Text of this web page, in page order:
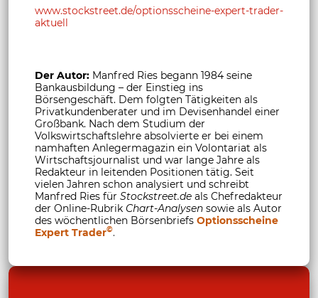
www.stockstreet.de/optionsscheine-expert-trader-
aktuell
Der Autor: Manfred Ries begann 1984 seine
Bankausbildung – der Einstieg ins
Börsengeschäft. Dem folgten Tätigkeiten als
Privatkundenberater und im Devisenhandel einer
Großbank. Nach dem Studium der
Volkswirtschaftslehre absolvierte er bei einem
namhaften Anlegermagazin ein Volontariat als
Wirtschaftsjournalist und war lange Jahre als
Redakteur in leitenden Positionen tätig. Seit
vielen Jahren schon analysiert und schreibt
Manfred Ries für Stockstreet.de als Chefredakteur
der Online-Rubrik Chart-Analysen sowie als Autor
des wöchentlichen Börsenbriefs Optionsscheine
Expert Trader©.